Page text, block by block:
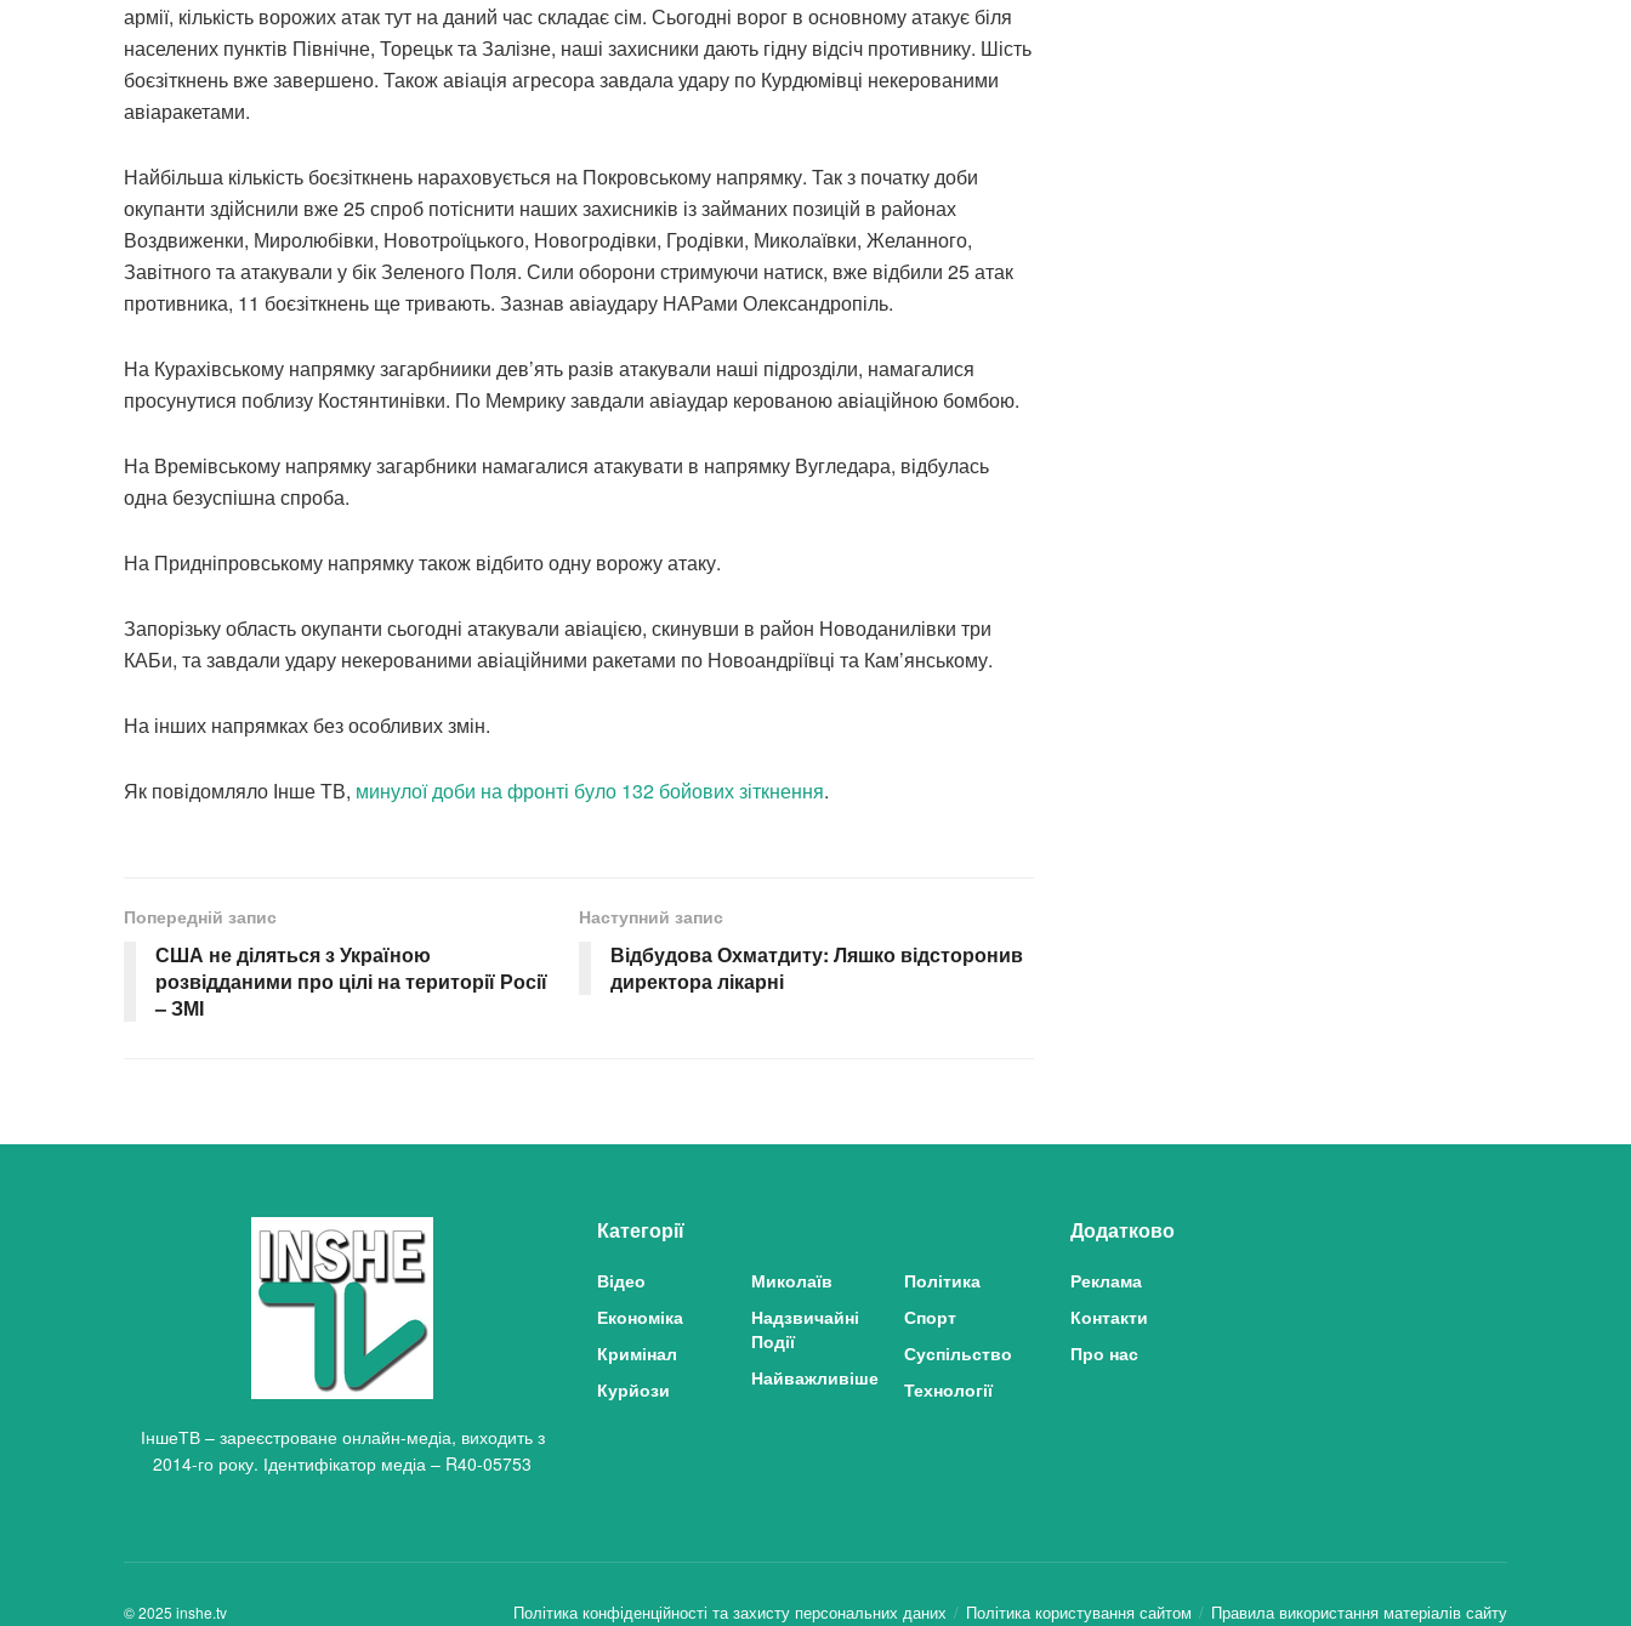
армії, кількість ворожих атак тут на даний час складає сім. Сьогодні ворог в основному атакує біля
населених пунктів Північне, Торецьк та Залізне, наші захисники дають гідну відсіч противнику. Шість
боєзіткнень вже завершено. Також авіація агресора завдала удару по Курдюмівці некерованими
авіаракетами.
Найбільша кількість боєзіткнень нараховується на Покровському напрямку. Так з початку доби
окупанти здійснили вже 25 спроб потіснити наших захисників із займаних позицій в районах
Воздвиженки, Миролюбівки, Новотроїцького, Новогродівки, Гродівки, Миколаївки, Желанного,
Завітного та атакували у бік Зеленого Поля. Сили оборони стримуючи натиск, вже відбили 25 атак
противника, 11 боєзіткнень ще тривають. Зазнав авіаудару НАРами Олександропіль.
На Курахівському напрямку загарбниики дев’ять разів атакували наші підрозділи, намагалися
просунутися поблизу Костянтинівки. По Мемрику завдали авіаудар керованою авіаційною бомбою.
На Времівському напрямку загарбники намагалися атакувати в напрямку Вугледара, відбулась
одна безуспішна спроба.
На Придніпровському напрямку також відбито одну ворожу атаку.
Запорізьку область окупанти сьогодні атакували авіацією, скинувши в район Новоданилівки три
КАБи, та завдали удару некерованими авіаційними ракетами по Новоандріївці та Кам’янському.
На інших напрямках без особливих змін.
Як повідомляло Інше ТВ, минулої доби на фронті було 132 бойових зіткнення.
Попередній запис
США не діляться з Україною
розвідданими про цілі на території Росії
– ЗМІ
Наступний запис
Відбудова Охматдиту: Ляшко відсторонив
директора лікарні
ІншеТВ – зареєстроване онлайн-медіа, виходить з
2014-го року. Ідентифікатор медіа – R40-05753
Категорії
Відео
Економіка
Кримінал
Курйози
Миколаїв
Надзвичайні
Події
Найважливіше
Політика
Спорт
Суспільство
Технології
Додатково
Реклама
Контакти
Про нас
Політика конфіденційності та захисту персональних даних Політика користування сайтом Правила використання матеріалів сайту
© 2025 inshe.tv